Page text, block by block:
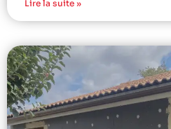
Lire la suite »